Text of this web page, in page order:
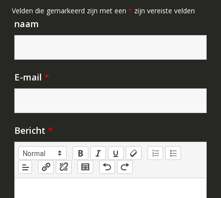
Velden die gemarkeerd zijn met een * zijn vereiste velden
naam
E-mail *
Bericht *